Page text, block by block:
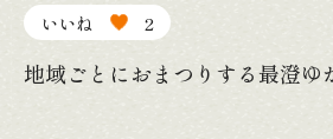
地域ごとにおまつりする最澄
いいね 2